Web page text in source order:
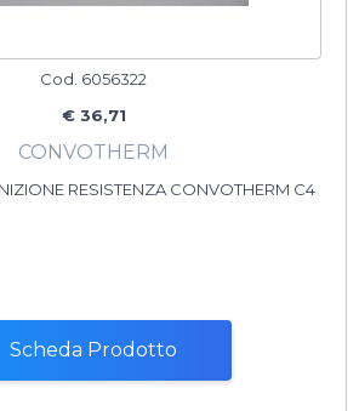
Cod. 6056322
€ 36,71
CONVOTHERM
RESISTENZA CONVOTHERM C4
Scheda Prodotto